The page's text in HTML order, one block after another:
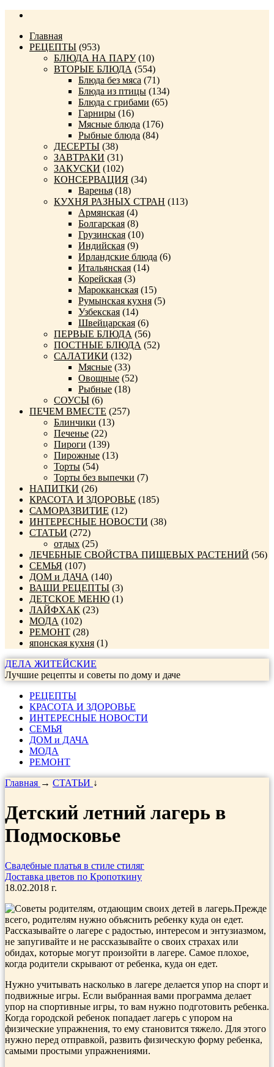
Главная
РЕЦЕПТЫ (953)
БЛЮДА НА ПАРУ(10)
ВТОРЫЕ БЛЮДА (554)
Блюда без мяса (71)
Блюда из птицы (134)
Блюда с грибами (65)
Гарниры (16)
Мясные блюда (176)
Рыбные блюда (84)
ДЕСЕРТЫ (38)
ЗАВТРАКИ (31)
ЗАКУСКИ (102)
КОНСЕРВАЦИЯ (34)
Варенья (18)
КУХНЯ РАЗНЫХ СТРАН (113)
Армянская (4)
Болгарская (8)
Грузинская (10)
Индийская (9)
Ирландские блюда (6)
Итальянская (14)
Корейская (3)
Марокканская (15)
Румынская кухня (5)
Узбекская (14)
Швейцарская (6)
ПЕРВЫЕ БЛЮДА (56)
ПОСТНЫЕ БЛЮДА (52)
САЛАТИКИ (132)
Мясные (33)
Овощные (52)
Рыбные (18)
СОУСЫ (6)
ПЕЧЕМ ВМЕСТЕ (257)
Блинчики (13)
Печенье (22)
Пироги (139)
Пирожные (13)
Торты (54)
Торты без выпечки (7)
НАПИТКИ (26)
КРАСОТА И ЗДОРОВЬЕ (185)
САМОРАЗВИТИЕ (12)
ИНТЕРЕСНЫЕ НОВОСТИ (38)
СТАТЬИ (272)
отдых (25)
ЛЕЧЕБНЫЕ СВОЙСТВА ПИЩЕВЫХ РАСТЕНИЙ (56)
СЕМЬЯ (107)
ДОМ и ДАЧА (140)
ВАШИ РЕЦЕПТЫ (3)
ДЕТСКОЕ МЕНЮ (1)
ЛАЙФХАК (23)
МОДА (102)
РЕМОНТ (28)
японская кухня (1)
ДЕЛА ЖИТЕЙСКИЕ
Лучшие рецепты и советы по дому и даче
РЕЦЕПТЫ
КРАСОТА И ЗДОРОВЬЕ
ИНТЕРЕСНЫЕ НОВОСТИ
СЕМЬЯ
ДОМ и ДАЧА
МОДА
РЕМОНТ
Главная → СТАТЬИ ↓
Детский летний лагерь в
Подмосковье
Свадебные платья в стиле стиляг
Доставка цветов по Кропоткину
18.02.2018 г.
Прежде
всего, родителям нужно объяснить ребенку куда он едет.
Рассказывайте о лагере с радостью, интересом и энтузиазмом,
не запугивайте и не рассказывайте о своих страхах или
обидах, которые могут произойти в лагере. Самое плохое,
когда родители скрывают от ребенка, куда он едет.
Нужно учитывать насколько в лагере делается упор на спорт и
подвижные игры. Если выбранная вами программа делает
упор на спортивные игры, то вам нужно подготовить ребенка.
Когда городской ребенок попадает лагерь с упором на
физические упражнения, то ему становится тяжело. Для этого
нужно перед отправкой, развить физическую форму ребенка,
самыми простыми упражнениями.